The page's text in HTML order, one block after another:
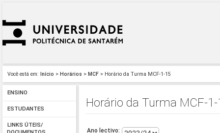
Você está em: Início > Horários > MCF > Horário da Turma MCF-1-15
ENSINO
ESTUDANTES
LINKS ÚTEIS/
Horário da Turma MCF-
Ano lectivo: